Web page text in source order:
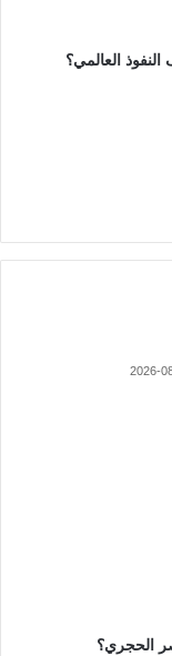
العالمي؟
2026-
الحجري؟